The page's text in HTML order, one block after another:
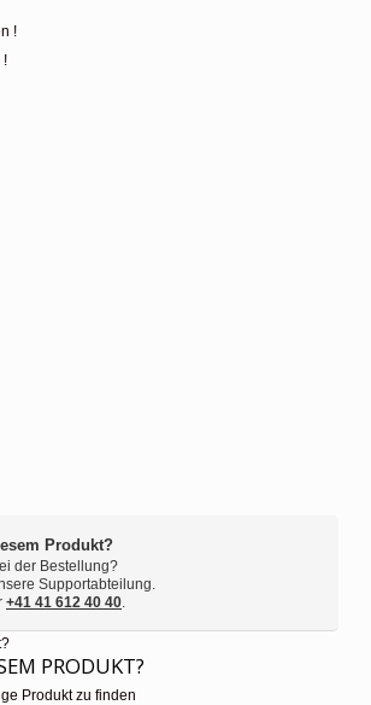
!
!
Produkt?
der Bestellung?
Supportabteilung.
+41 41 612 40 40.
PRODUKT?
Produkt zu finden